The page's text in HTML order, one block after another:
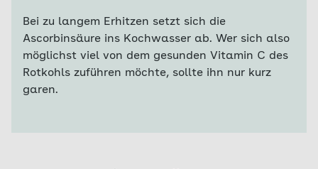
Bei zu langem Erhitzen setzt sich die
Ascorbinsäure ins Kochwasser ab. Wer sich also
möglichst viel von dem gesunden Vitamin C des
Rotkohls zuführen möchte, sollte ihn nur kurz
garen.